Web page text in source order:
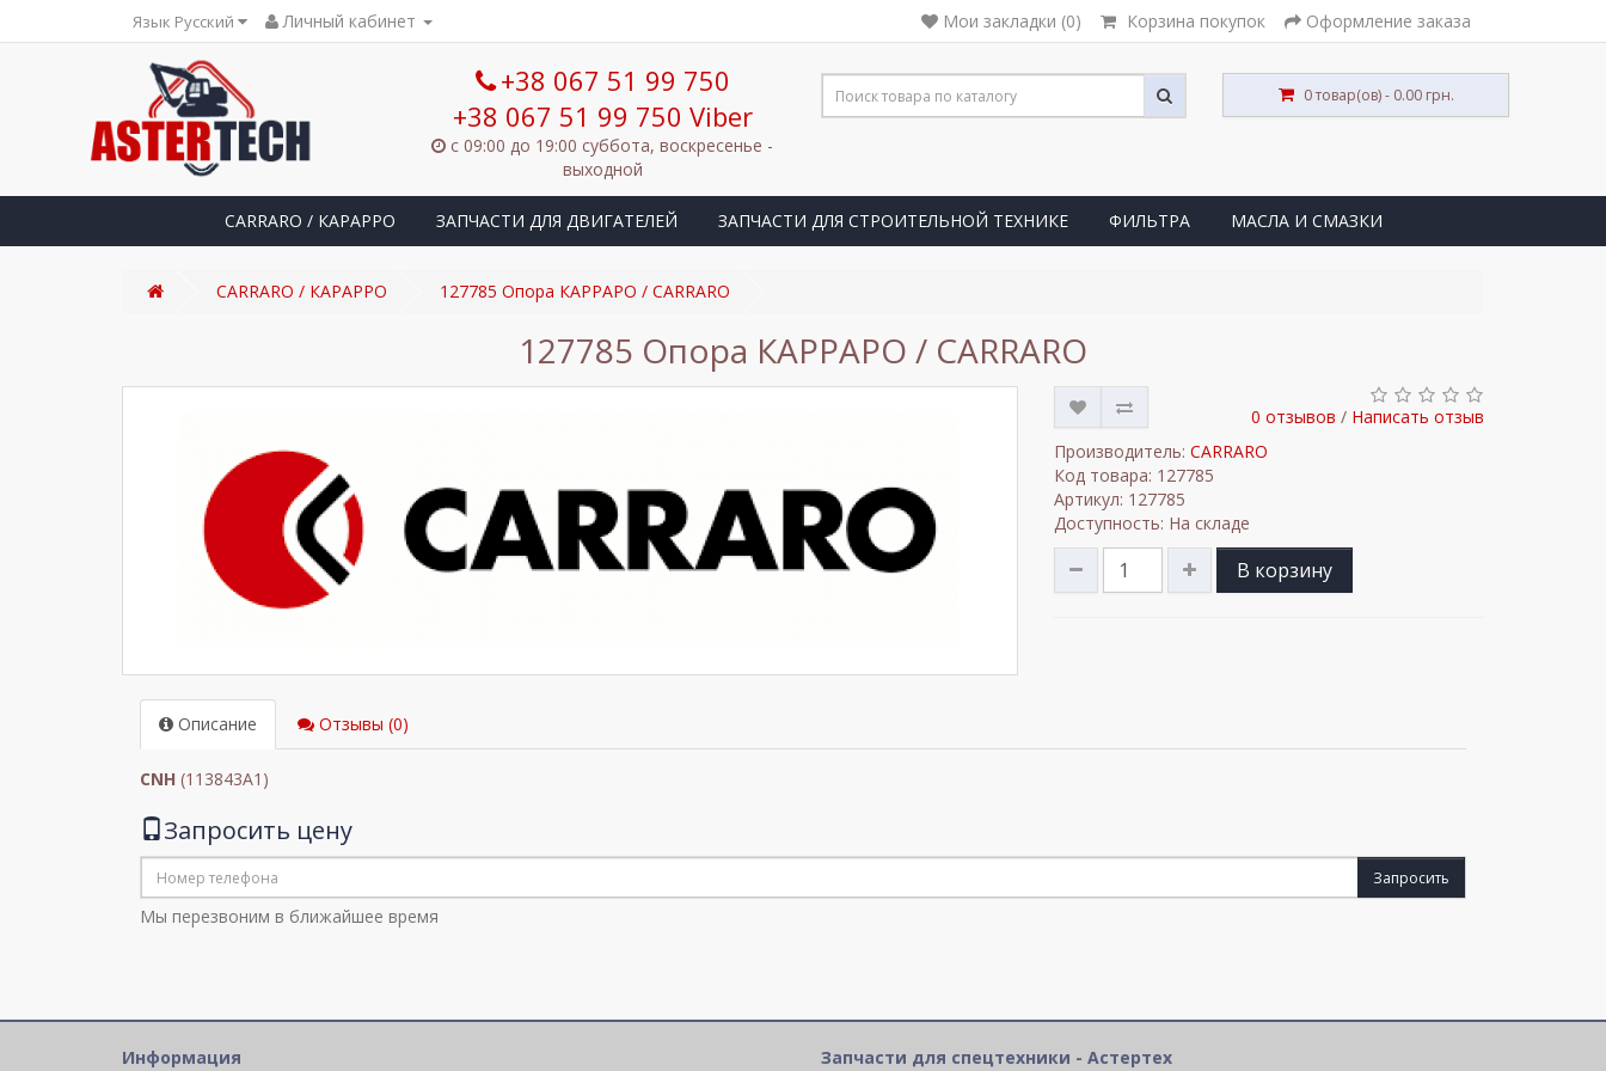
Язык Русский Личный кабинет Мои закладки (0) Корзина покупок Оформление заказа
+38 067 51 99 750
+38 067 51 99 750 Viber
с 09:00 до 19:00 суббота, воскресенье -
выходной
0 товар(ов) - 0.00 грн.
CARRARO / КАРАРРО ЗАПЧАСТИ ДЛЯ ДВИГАТЕЛЕЙ ЗАПЧАСТИ ДЛЯ СТРОИТЕЛЬНОЙ ТЕХНИКЕ ФИЛЬТРА МАСЛА И СМАЗКИ
CARRARO / КАРАРРО 127785 Опора КАРРАРО / CARRARO
127785 Опора КАРРАРО / CARRARO
0 отзывов / Написать отзыв
Производитель: CARRARO
Код товара: 127785
Артикул: 127785
Доступность: На складе
В корзину
Описание Отзывы (0)
CNH (113843A1)
Запросить цену
Запросить
Мы перезвоним в ближайшее время
Информация Запчасти для спецтехники - Астертех